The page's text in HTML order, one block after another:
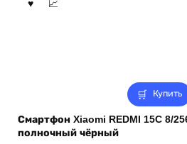
Купить
Смартфон Xiaomi REDMI 15C 8/
полночный чёрный